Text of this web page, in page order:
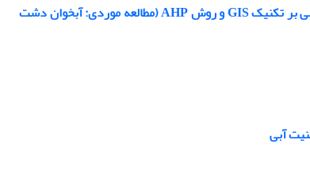
مدل‌سازی فرآیند مکان‌یابی مناطق مستعد تغذیه مصنوعی آب‌های زیرزمینی جهت پخش سیلاب، مبتنی بر تکنیک GIS و روش AHP (مطالعه موردی: آبخوان دشت
آبی